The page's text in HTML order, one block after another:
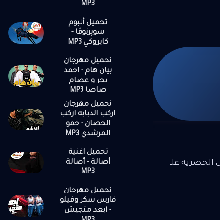
MP3
تحميل ألبوم
سوپرنوڤا -
كايروكي MP3
تحميل مهرجان
بيان هام - احمد
بحر و عصام
صاصا MP3
تحميل مهرجان
اركب الدبابه اركب
الحصان - حمو
المرشدي MP3
تحميل اغنية
أصالة - أصالة
MP3
تحميل مهرجان
فارس سكر وفيلو
- ابعد متجيش
الحصرية علـ
برضه
عود
بتعود
والضهر
لا هي
راضي